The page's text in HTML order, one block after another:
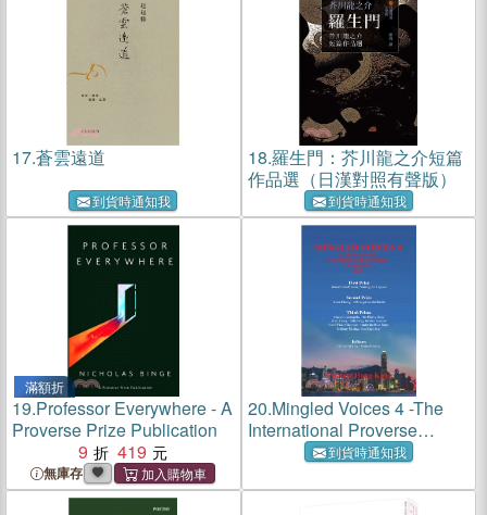
17.蒼雲遠道
到貨時通知我
18.羅生門：芥川龍之介短篇
作品選（日漢對照有聲版）
到貨時通知我
滿額折
19.Professor Everywhere - A
Proverse Prize Publication
9
419
無庫存
20.Mingled Voices 4 -The
International Proverse
Poetry Prize Anthology 2019
到貨時通知我